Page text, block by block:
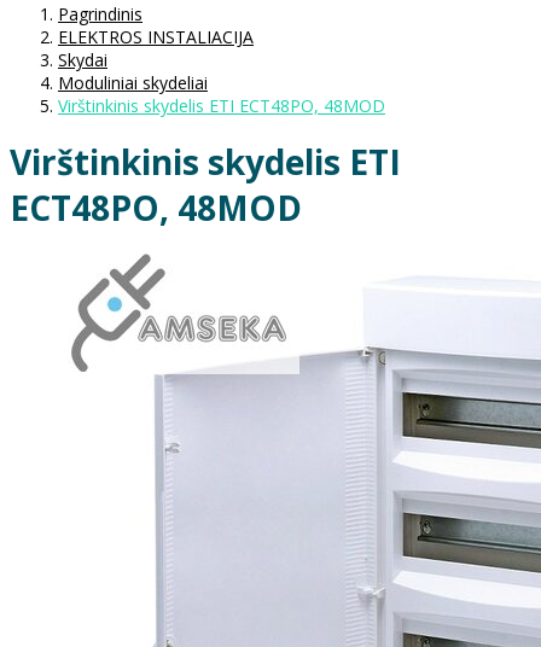
Pagrindinis
ELEKTROS INSTALIACIJA
Skydai
Moduliniai skydeliai
Virštinkinis skydelis ETI ECT48PO, 48MOD
Virštinkinis skydelis ETI
ECT48PO, 48MOD